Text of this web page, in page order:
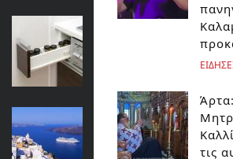
τις
ΠΑΡΑΓΟΝΤΕΣ ΠΟΥ
ΥΠΟΨΗ ΟΤΑΝ
ΝΕΑ ΕΡΕΥΝΑ: ΠΟΤΕ
ΤΟΥ ΗΦΑΙΣΤΕΙΟΥ
ΚΟΣΜΟΣ